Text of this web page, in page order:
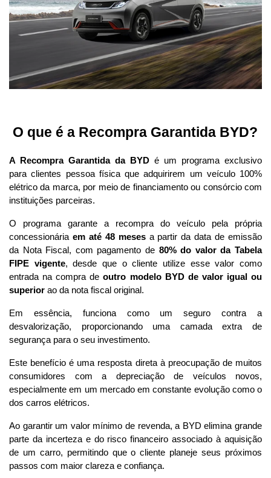
O que é a Recompra Garantida BYD?
A Recompra Garantida da BYD é um programa exclusivo
para clientes pessoa física que adquirirem um veículo 100%
elétrico da marca, por meio de financiamento ou consórcio com
instituições parceiras.
O programa garante a recompra do veículo pela própria
concessionária em até 48 meses a partir da data de emissão
da Nota Fiscal, com pagamento de 80% do valor da Tabela
FIPE vigente, desde que o cliente utilize esse valor como
entrada na compra de outro modelo BYD de valor igual ou
superior ao da nota fiscal original.
Em essência, funciona como um seguro contra a
desvalorização, proporcionando uma camada extra de
segurança para o seu investimento.
Este benefício é uma resposta direta à preocupação de muitos
consumidores com a depreciação de veículos novos,
especialmente em um mercado em constante evolução como o
dos carros elétricos.
Ao garantir um valor mínimo de revenda, a BYD elimina grande
parte da incerteza e do risco financeiro associado à aquisição
de um carro, permitindo que o cliente planeje seus próximos
passos com maior clareza e confiança.